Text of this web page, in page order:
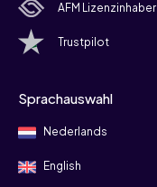
AFM Lizenzinhaber
Trustpilot
Sprachauswahl
Nederlands
English